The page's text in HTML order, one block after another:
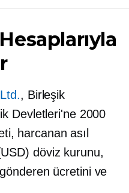
, Birleşik
Devletleri'ne 2000
harcanan asıl
döviz kurunu,
ücretini ve